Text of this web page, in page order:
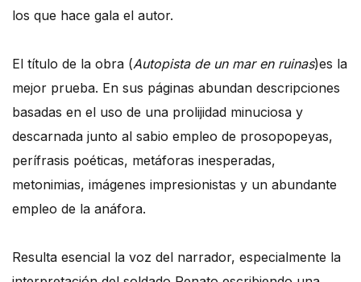
los que hace gala el autor.
El título de la obra (Autopista de un mar en ruinas)es la
mejor prueba. En sus páginas abundan descripciones
basadas en el uso de una prolijidad minuciosa y
descarnada junto al sabio empleo de prosopopeyas,
perífrasis poéticas, metáforas inesperadas,
metonimias, imágenes impresionistas y un abundante
empleo de la anáfora.
Resulta esencial la voz del narrador, especialmente la